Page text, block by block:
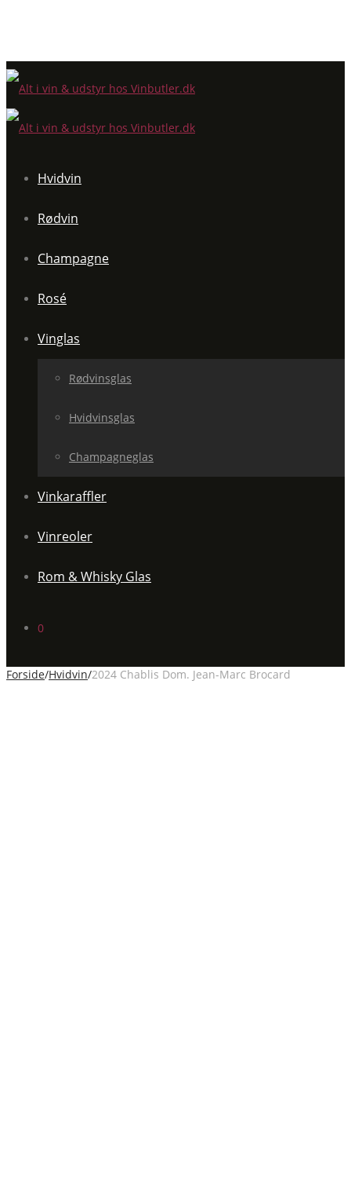
Hvidvin
Rødvin
Champagne
Rosé
Vinglas
Rødvinsglas
Hvidvinsglas
Champagneglas
Vinkaraffler
Vinreoler
Rom & Whisky Glas
0
Forside/Hvidvin/2024 Chablis Dom. Jean-Marc Brocard